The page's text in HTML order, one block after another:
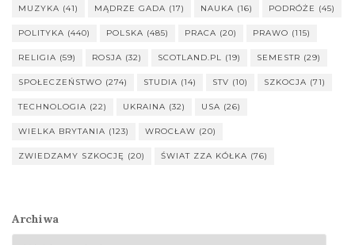
MUZYKA (41) MĄDRZE GADA (17) NAUKA (16) PODRÓŻE (45)
POLITYKA (440) POLSKA (485) PRACA (20) PRAWO (115)
RELIGIA (59) ROSJA (32) SCOTLAND.PL (19) SEMESTR (29)
SPOŁECZEŃSTWO (274) STUDIA (14) STV (10) SZKOCJA (71)
TECHNOLOGIA (22) UKRAINA (32) USA (26)
WIELKA BRYTANIA (123) WROCŁAW (20)
ZWIEDZAMY SZKOCJĘ (20) ŚWIAT ZZA KÓŁKA (76)
Archiwa